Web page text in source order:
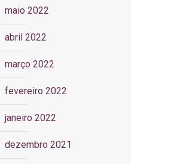
maio 2022
abril 2022
março 2022
fevereiro 2022
janeiro 2022
dezembro 2021